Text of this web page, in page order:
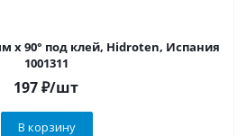
х 90° под клей, Hidroten, Испания
1001311
197₽/шт
В корзину